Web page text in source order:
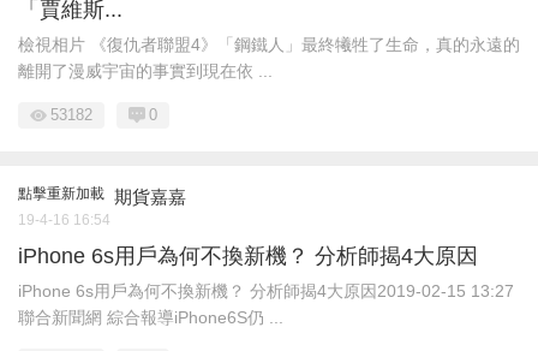
「賈維斯...
檢視相片 《復仇者聯盟4》「鋼鐵人」最終犧牲了生命，真的永遠的
離開了漫威宇宙的事實到現在依 ...
53182 0
點擊重新加載 期貨嘉嘉
19-4-16 16:54
iPhone 6s用戶為何不換新機？ 分析師揭4大原因
iPhone 6s用戶為何不換新機？ 分析師揭4大原因2019-02-15 13:27
聯合新聞網 綜合報導​iPhone6S仍 ...